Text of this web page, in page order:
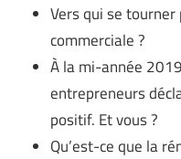
Vers qui se
commerciale ?
À la mi-année
entrepreneurs
positif. Et vous ?
Qu’est-ce que la